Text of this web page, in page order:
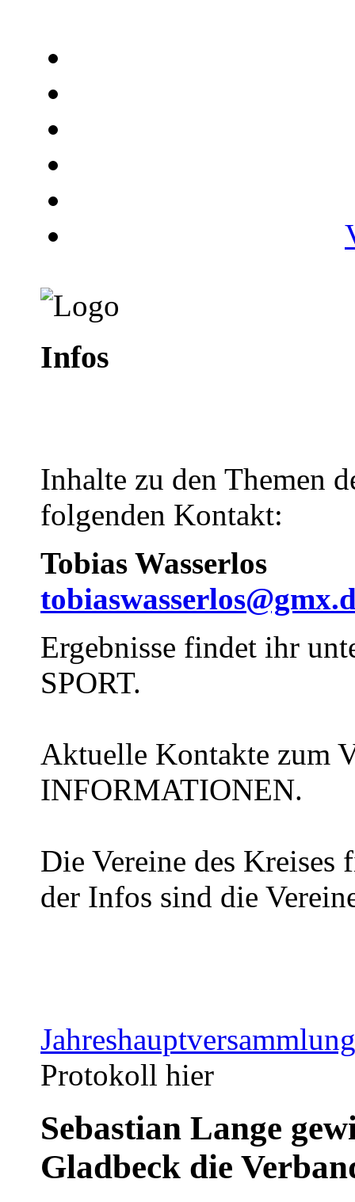
Infos
Inhalte zu den Themen
folgenden Kontakt:
Tobias Wasserlos
Ergebnisse findet ihr
SPORT.
Aktuelle Kontakte zum
INFORMATIONEN.
Die Vereine des
der Infos sind die
Protokoll hier
Sebastian Lange
Gladbeck die